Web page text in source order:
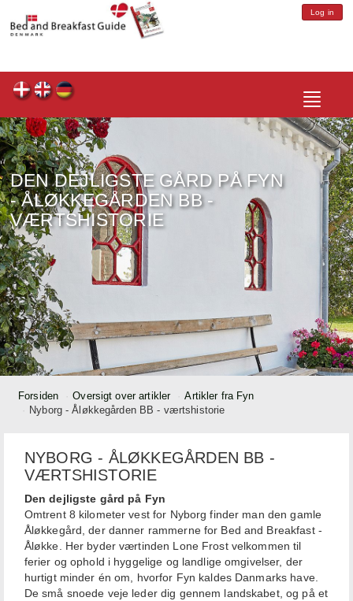
Log in
Toggle
DEN DEJLIGSTE GÅRD PÅ FYN
- ÅLØKKEGÅRDEN BB -
VÆRTSHISTORIE
Forsiden Oversigt over artikler
Artikler fra Fyn
Nyborg - Åløkkegården BB - værtshistorie
NYBORG - ÅLØKKEGÅRDEN BB -
VÆRTSHISTORIE
Den dejligste gård på Fyn
Omtrent 8 kilometer vest for Nyborg finder man den gamle
Åløkkegård, der danner rammerne for Bed and Breakfast -
Åløkke. Her byder værtinden Lone Frost velkommen til
ferier og ophold i hyggelige og landlige omgivelser, der
hurtigt minder én om, hvorfor Fyn kaldes Danmarks have.
De små snoede veje leder dig gennem landskabet, og på et